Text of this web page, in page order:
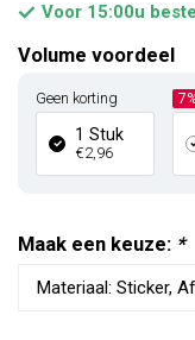
Voor 15:00u
Volume voordeel
Geen korting
1 Stuk
€2,96
Maak een keuze: *